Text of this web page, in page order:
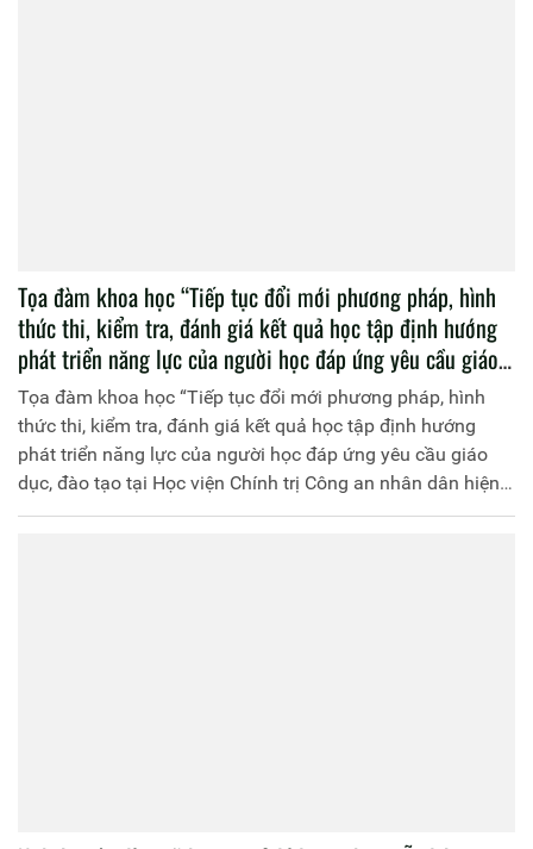
Tọa đàm khoa học “Tiếp tục đổi mới phương pháp, hình
thức thi, kiểm tra, đánh giá kết quả học tập định hướng
phát triển năng lực của người học đáp ứng yêu cầu giáo
dục, đào tạo tại Học viện Chính trị Công an nhân dân
hiện nay”
Tọa đàm khoa học “Tiếp tục đổi mới phương pháp, hình
thức thi, kiểm tra, đánh giá kết quả học tập định hướng
phát triển năng lực của người học đáp ứng yêu cầu giáo
dục, đào tạo tại Học viện Chính trị Công an nhân dân hiện
nay”